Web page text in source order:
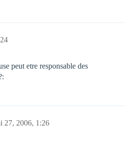
peut etre responsable des
27, 2006, 1:26